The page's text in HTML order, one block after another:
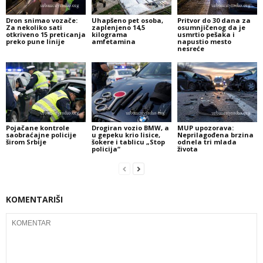
Dron snimao vozače:
Za nekoliko sati
otkriveno 15 preticanja
preko pune linije
Uhapšeno pet osoba,
zaplenjeno 14,5
kilograma
amfetamina
Pritvor do 30 dana za
osumnjičenog da je
usmrtio pešaka i
napustio mesto
nesreće
Pojačane kontrole
saobraćajne policije
širom Srbije
Drogiran vozio BMW, a
u gepeku krio lisice,
šokere i tablicu „Stop
policija“
MUP upozorava:
Neprilagođena brzina
odnela tri mlada
života
KOMENTARIŠI